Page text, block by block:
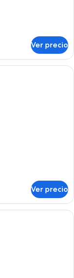
Ver precio
amplio con una cama
Ver precio
piscina, sillas de